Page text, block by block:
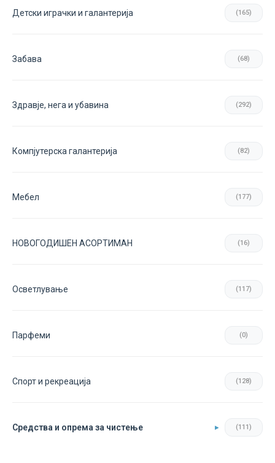
Детски играчки и галантерија (165)
Забава (68)
Здравје, нега и убавина (292)
Компјутерска галантерија (82)
Мебел (177)
НОВОГОДИШЕН АСОРТИМАН (16)
Осветлување (117)
Парфеми (0)
Спорт и рекреација (128)
Средства и опрема за чистење (111)